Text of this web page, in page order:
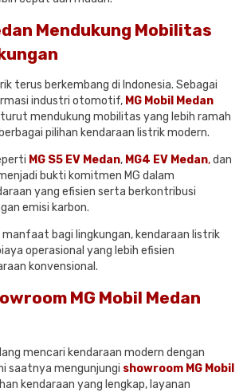
Mendukung Mobilitas
terus berkembang di Indonesia. Sebagai
industri otomotif, MG Mobil Medan
turut mendukung mobilitas yang lebih ramah
pilihan kendaraan listrik modern.
MG S5 EV Medan, MG4 EV Medan,dan
bukti komitmen MG dalam
yang efisien serta berkontribusi
emisi karbon.
bagi lingkungan, kendaraan listrik
operasional yang lebih efisien
konvensional.
MG Mobil Medan
mencari kendaraan modern dengan
saatnya mengunjungi showroom MG Mobil
kendaraan yang lengkap, layanan